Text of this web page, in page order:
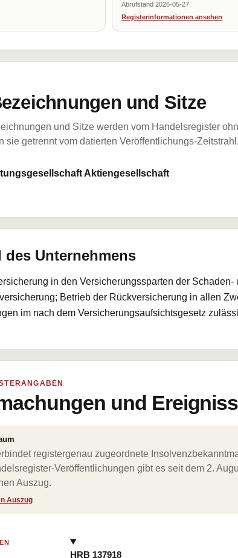
Abrufstand 2026-05-27
Registerinformationen ansehen
und Sitze
und Sitze werden vom Handelsregister
sie getrennt vom datierten Veröffentlichungs-Zeitstrahl.
Aktiengesellschaft
des Unternehmens
in den Versicherungssparten der
Betrieb der Rückversicherung in allen
im nach dem Versicherungsaufsichtsgesetz
und
registergenau zugeordnete
Veröffentlichungen gibt es seit dem 2.
Auszug.
Auszug
HRB 137918